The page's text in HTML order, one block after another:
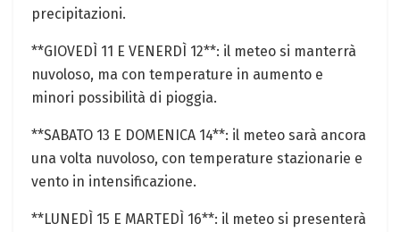
precipitazioni.
**GIOVEDÌ 11 E VENERDÌ 12**: il meteo si manterrà
nuvoloso, ma con temperature in aumento e
minori possibilità di pioggia.
**SABATO 13 E DOMENICA 14**: il meteo sarà ancora
una volta nuvoloso, con temperature stazionarie e
vento in intensificazione.
**LUNEDÌ 15 E MARTEDÌ 16**: il meteo si presenterà